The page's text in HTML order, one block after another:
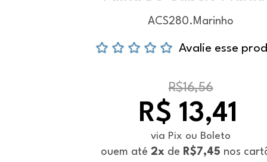
ACS280.Marinho
Avalie esse
R$16,56
R$ 13,41
via Pix ou Boleto
ouem até 2xde R$7,45 nos